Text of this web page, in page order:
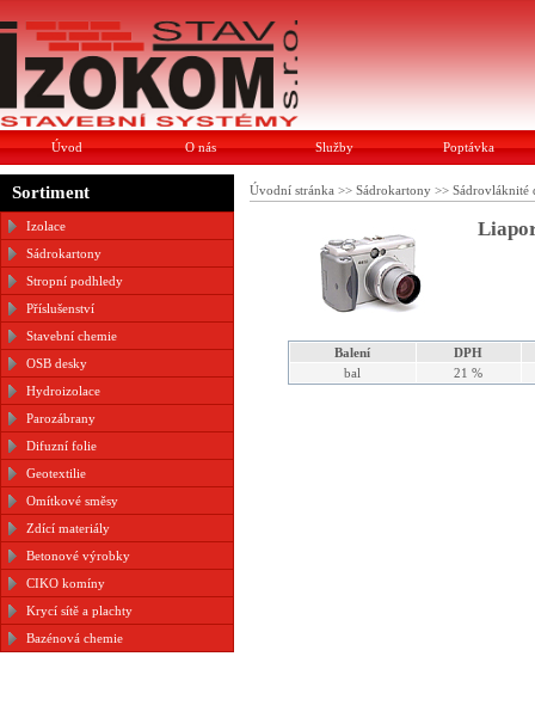
Úvod O nás Služby Poptávka
Sortiment
Izolace
Sádrokartony
Stropní podhledy
Příslušenství
Stavební chemie
OSB desky
Hydroizolace
Parozábrany
Difuzní folie
Geotextilie
Omítkové směsy
Zdící materiály
Betonové výrobky
CIKO komíny
Krycí sítě a plachty
Bazénová chemie
Úvodní stránka >> Sádrokartony >> Sádrovláknité
Balení
DPH
bal
21 %